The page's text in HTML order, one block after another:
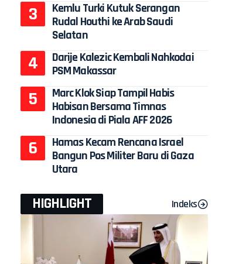
Kemlu Turki Kutuk Serangan
Rudal Houthi ke Arab Saudi
Selatan
Darije Kalezic Kembali Nahkodai
PSM Makassar
Marc Klok Siap Tampil Habis
Habisan Bersama Timnas
Indonesia di Piala AFF 2026
Hamas Kecam Rencana Israel
Bangun Pos Militer Baru di Gaza
Utara
HIGHLIGHT Indeks